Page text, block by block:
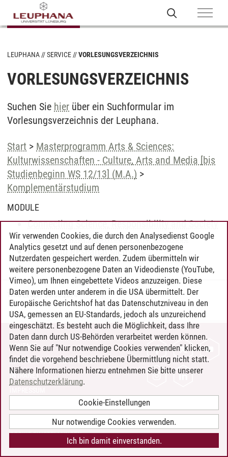
LEUPHANA SERVICE VORLESUNGSVERZEICHNIS
VORLESUNGSVERZEICHNIS
Suchen Sie hier über ein Suchformular im
Vorlesungsverzeichnis der Leuphana.
Start > Masterprogramm Arts & Sciences:
Kulturwissenschaften - Culture, Arts and Media [bis
Studienbeginn WS 12/13] (M.A.) >
Komplementärstudium
MODULE
Connecting Science, Responsibility and Society
Engaging with Knowledge and Sciences
Reflecting Research Methods
Timo Leder/30.06.2024
KONTAKT
LEUPHANA ALS ARBEITGEBER
INTRANET
BARRIEREFREIHEIT
COOKIE-EINSTELLUNGEN
Wir verwenden Cookies, die durch den Analysedienst Google
Analytics gesetzt und auf denen personenbezogene
Nutzerdaten gespeichert werden. Zudem übermitteln wir
weitere personenbezogene Daten an Videodienste (YouTube,
Vimeo), um Ihnen eingebettete Videos anzuzeigen. Diese
Daten werden unter anderem in die USA übermittelt. Der
Europäische Gerichtshof hat das Datenschutzniveau in den
USA, gemessen an EU-Standards, jedoch als unzureichend
eingeschätzt. Es besteht auch die Möglichkeit, dass Ihre
Daten dann durch US-Behörden verarbeitet werden können.
Wenn Sie auf "Nur notwendige Cookies verwenden" klicken,
findet die vorgehend beschriebene Übermittlung nicht statt.
Nähere Informationen hierzu entnehmen Sie bitte unserer
Datenschutzerklärung.
Cookie-Einstellungen
Nur notwendige Cookies verwenden.
Ich bin damit einverstanden.